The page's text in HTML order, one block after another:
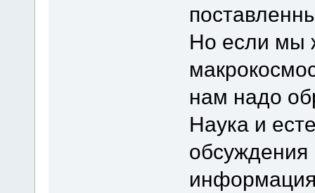
Но если мы
нам надо
Наука и
обсуждения